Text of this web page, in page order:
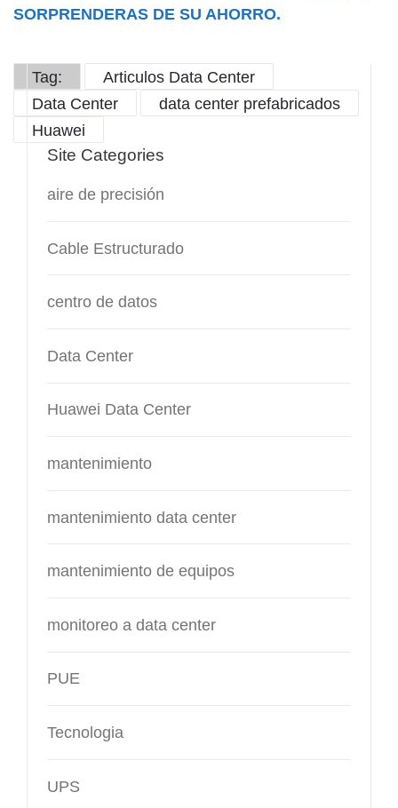
SORPRENDERAS DE SU AHORRO.
Tag:
Articulos Data Center
Data Center
data center prefabricados
Huawei
Site Categories
aire de precisión
Cable Estructurado
centro de datos
Data Center
Huawei Data Center
mantenimiento
mantenimiento data center
mantenimiento de equipos
monitoreo a data center
PUE
Tecnologia
UPS